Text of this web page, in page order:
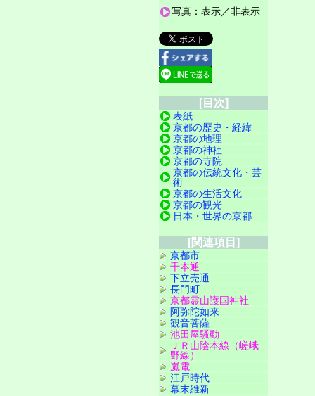
写真：表示／非表示
[目次]
表紙
京都の歴史・経緯
京都の地理
京都の神社
京都の寺院
京都の伝統文化・芸
術
京都の生活文化
京都の観光
日本・世界の京都
[関連項目]
京都市
千本通
下立売通
長門町
京都霊山護国神社
阿弥陀如来
観音菩薩
池田屋騒動
ＪＲ山陰本線（嵯峨
野線）
嵐電
江戸時代
幕末維新